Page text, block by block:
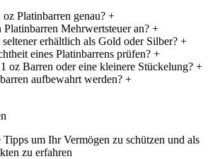
Platinbarren genau? +
Mehrwertsteuer an? +
erhältlich als Gold oder Silber? +
eines Platinbarrens prüfen? +
oz Barren oder eine kleinere Stückelung? +
aufbewahrt werden? +
um Ihr Vermögen zu schützen und als
zu erfahren